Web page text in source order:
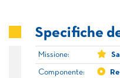
Specifiche
Missione:
Componente: